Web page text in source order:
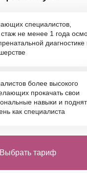
специалистов,
не менее 1 года
диагностике
более высокого
прокачать свои
навыки и
как специалиста
Выбрать тариф